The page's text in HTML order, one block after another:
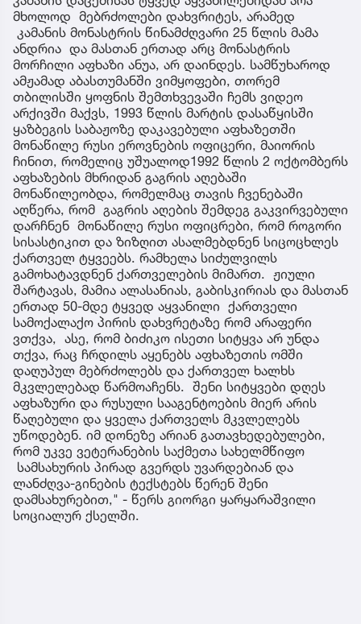
მხოლოდ მებრძოლები დახვრიტეს, არამედ
კამანის მონასტრის წინამძღვარი 25 წლის მამა
ანდრია და მასთან ერთად არც მონასტრის
მორჩილი აფხაზი ანუა, არ დაინდეს. სამწუხაროდ
ამჟამად აბასთუმანში ვიმყოფები, თორემ
თბილისში ყოფნის შემთხვევაში ჩემს ვიდეო
არქივში მაქვს, 1993 წლის მარტის დასაწყისში
ყაზბეგის საბაჟოზე დაკავებული აფხაზეთში
მონაწილე რუსი ეროვნების ოფიცერი, მაიორის
ჩინით, რომელიც უშუალოდ1992 წლის 2 ოქტომბერს
აფხაზების მხრიდან გაგრის აღებაში
მონაწილეობდა, რომელმაც თავის ჩვენებაში
აღწერა, რომ გაგრის აღების შემდეგ გაკვირვებული
დარჩნენ მონაწილე რუსი ოფიცრები, რომ როგორი
სისასტიკით და ზიზღით ასალმებდნენ სიცოცხლეს
ქართველ ტყვეებს. რამხელა სიძულვილს
გამოხატავდნენ ქართველების მიმართ. ჟიული
შარტავას, მამია ალასანიას, გაბისკირიას და მასთან
ერთად 50-მდე ტყვედ აყვანილი ქართველი
სამოქალაქო პირის დახვრეტაზე რომ არაფერი
ვთქვა, ასე, რომ ბიძიკო ისეთი სიტყვა არ უნდა
თქვა, რაც ჩრდილს აყენებს აფხაზეთის ომში
დაღუპულ მებრძოლებს და ქართველ ხალხს
მკვლელებად წარმოაჩენს. შენი სიტყვები დღეს
აფხაზური და რუსული სააგენტოების მიერ არის
წაღებული და ყველა ქართველს მკვლელებს
უწოდებენ. იმ დონეზე არიან გათავხედებულები,
რომ უკვე ვეტერანების საქმეთა სახელმწიფო
სამსახურის პირად გვერდს უვარდებიან და
ლანძღვა-გინების ტექსტებს წერენ შენი
დამსახურებით," - წერს გიორგი ყარყარაშვილი
სოციალურ ქსელში.